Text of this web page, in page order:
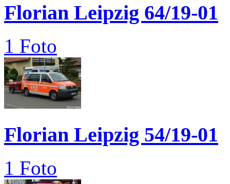
Florian Leipzig 64/19-01
1 Foto
Florian Leipzig 54/19-01
1 Foto